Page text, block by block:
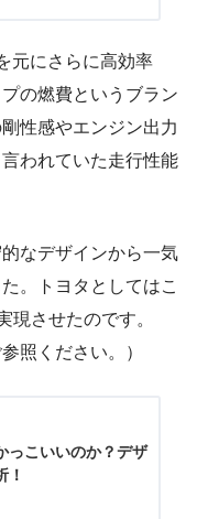
元にさらに高効率
の燃費というブラン
性感やエンジン出力
われていた走行性能
なデザインから一気
。トヨタとしてはこ
現させたのです。
照ください。）
っこいいのか？デザ
！